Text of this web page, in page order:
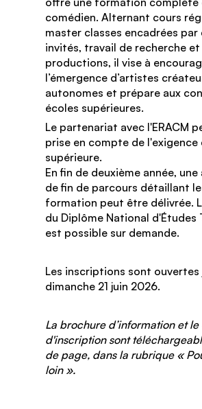
comédien. Alternant cours
master classes encadrées
invités, travail de recherche et
productions, il vise à
l’émergence d’artistes
autonomes et prépare aux
écoles supérieures.
Le partenariat avec l'ERACM
prise en compte de l'exigence
supérieure.
En fin de deuxième année,
de fin de parcours détaillant
formation peut être délivrée.
du Diplôme National d'Études
est possible sur demande.
Les inscriptions sont ouvertes
dimanche 21 juin 2026.
La brochure d’information et le
d'inscription sont
de page, dans la rubrique «
loin ».